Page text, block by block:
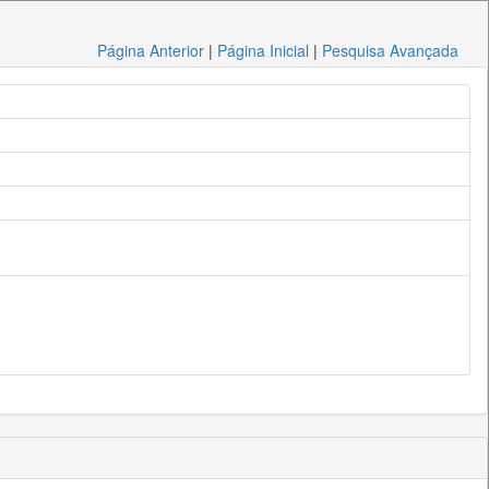
Página Anterior | Página Inicial | Pesquisa Avançada